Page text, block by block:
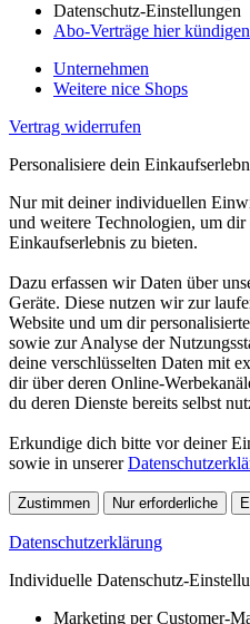
Datenschutz-Einstellungen
Abo-Verträge hier kündigen
Unternehmen
Weitere nice Shops
Vertrag widerrufen
Personalisiere dein
Nur mit deiner individuellen
und weitere Technologien, um dir
Einkaufserlebnis zu bieten.
Dazu erfassen wir Daten über
Geräte. Diese nutzen wir zur
Website und um dir
sowie zur Analyse der
deine verschlüsselten Daten mit
dir über deren Online-
du deren Dienste bereits selbst
Erkundige dich bitte vor deiner
sowie in unserer
Zustimmen Nur erforderliche
Datenschutzerklärung
Individuelle Datenschutz-
Marketing per Customer-